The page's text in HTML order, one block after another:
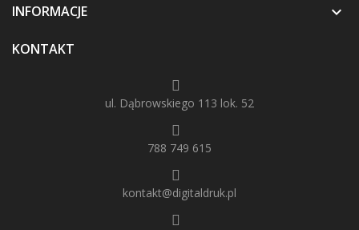
INFORMACJE 
KONTAKT
ul. Dąbrowskiego 113 lok. 52
788 749 615
kontakt@digitaldruk.pl